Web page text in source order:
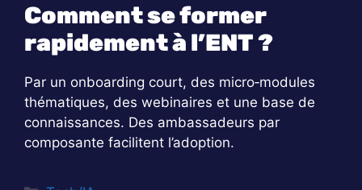
Comment se former
rapidement à l’ENT ?
Par un onboarding court, des micro‑modules
thématiques, des webinaires et une base de
connaissances. Des ambassadeurs par
composante facilitent l’adoption.